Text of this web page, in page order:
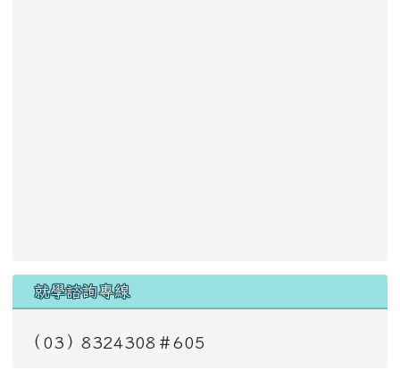
就學諮詢專線
（03）8324308＃605